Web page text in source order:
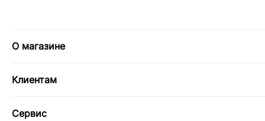
О магазине
Клиентам
Сервис